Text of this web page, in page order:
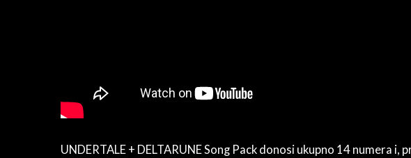
UNDERTALE + DELTARUNE Song Pack donosi ukupno 14 numera i,